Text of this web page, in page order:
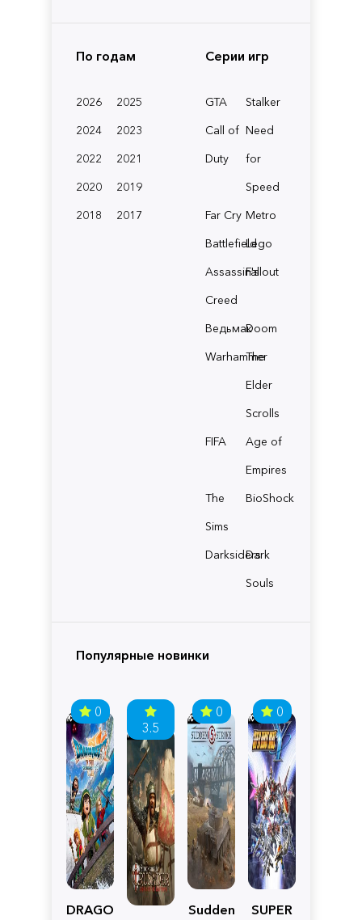
По годам
2026
2025
2024
2023
2022
2021
2020
2019
2018
2017
Серии игр
GTA
Stalker
Call of
Duty
Need
for
Speed
Far Cry Metro
BattlefieldLego
Assassin's
Creed
Fallout
ВедьмакDoom
Warhammer
The
Elder
Scrolls
FIFA
Age of
Empires
The
Sims
BioShock
Darksiders
Dark
Souls
Популярные новинки
0
DRAGON
3.5
0
Sudden
0
SUPER